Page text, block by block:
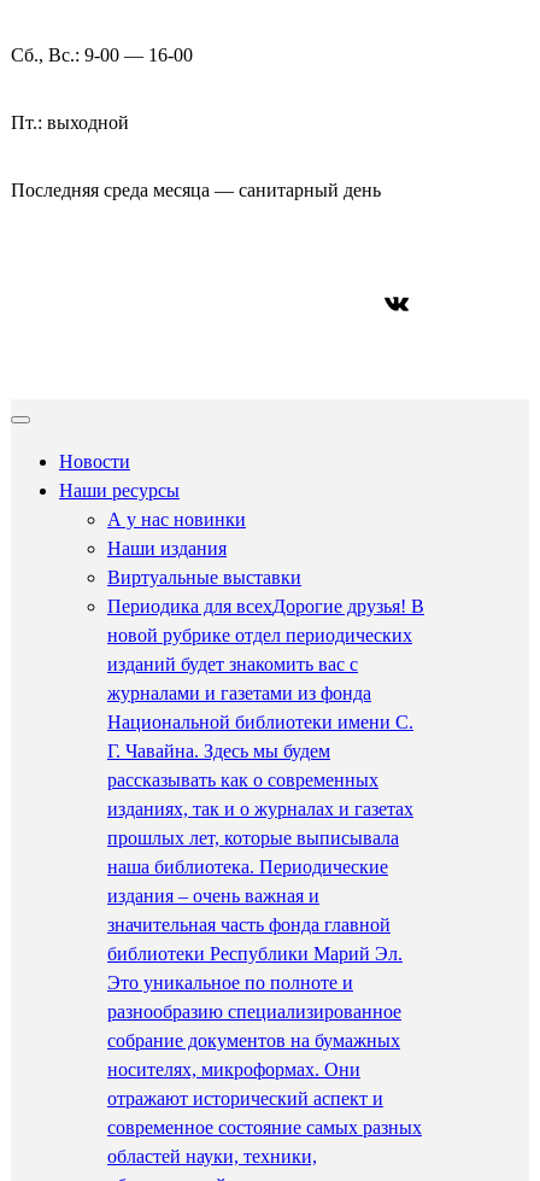
Сб., Вс.: 9-00 — 16-00
Пт.: выходной
Последняя среда месяца — санитарный день
ВКонтакте
Новости
Наши ресурсы
А у нас новинки
Наши издания
Виртуальные выставки
Периодика для всехДорогие друзья! В
новой рубрике отдел периодических
изданий будет знакомить вас с
журналами и газетами из фонда
Национальной библиотеки имени С.
Г. Чавайна. Здесь мы будем
рассказывать как о современных
изданиях, так и о журналах и газетах
прошлых лет, которые выписывала
наша библиотека. Периодические
издания – очень важная и
значительная часть фонда главной
библиотеки Республики Марий Эл.
Это уникальное по полноте и
разнообразию специализированное
собрание документов на бумажных
носителях, микроформах. Они
отражают исторический аспект и
современное состояние самых разных
областей науки, техники,